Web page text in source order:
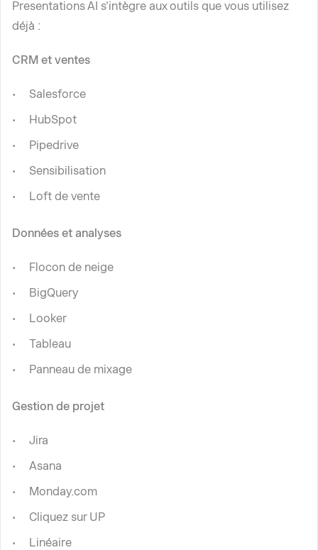
Presentations AI s'intègre aux outils que vous utilisez
déjà :
CRM et ventes
Salesforce
HubSpot
Pipedrive
Sensibilisation
Loft de vente
Données et analyses
Flocon de neige
BigQuery
Looker
Tableau
Panneau de mixage
Gestion de projet
Jira
Asana
Monday.com
Cliquez sur UP
Linéaire